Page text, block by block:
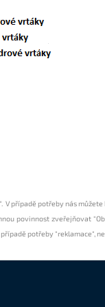
. V případě potřeby nás
povinnost zveřejňovat
případě potřeby "reklamace" ,